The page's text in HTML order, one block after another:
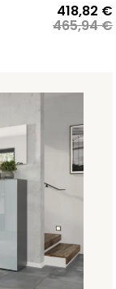
465,94€
418,82 €